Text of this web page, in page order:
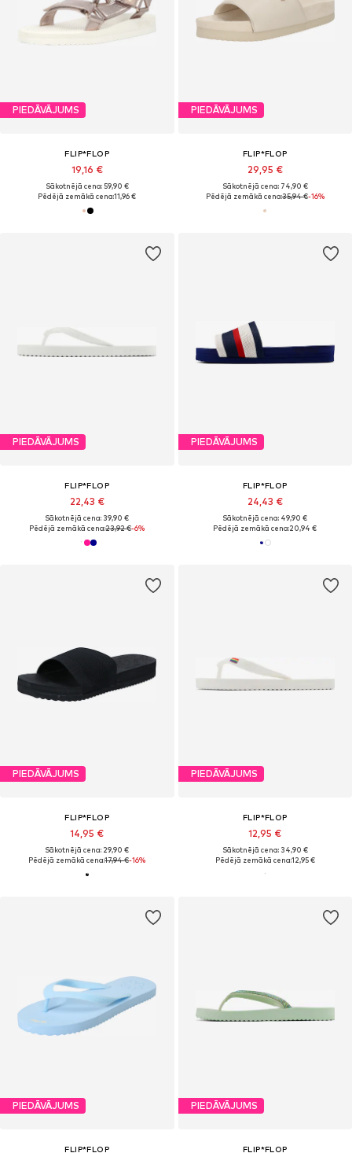
PIEDĀVĀJUMS
FLIP*FLOP
19,16 €
Sākotnējā cena: 59,90 €
Pēdējā zemākā cena:11,96 €
PIEDĀVĀJUMS
FLIP*FLOP
29,95 €
Sākotnējā cena: 74,90 €
Pēdējā zemākā cena:35,94 €-16%
PIEDĀVĀJUMS
FLIP*FLOP
22,43 €
Sākotnējā cena: 39,90 €
Pēdējā zemākā cena:23,92 €-6%
PIEDĀVĀJUMS
FLIP*FLOP
24,43 €
Sākotnējā cena: 49,90 €
Pēdējā zemākā cena:20,94 €
PIEDĀVĀJUMS
FLIP*FLOP
14,95 €
Sākotnējā cena: 29,90 €
Pēdējā zemākā cena:17,94 €-16%
PIEDĀVĀJUMS
FLIP*FLOP
12,95 €
Sākotnējā cena: 34,90 €
Pēdējā zemākā cena:12,95 €
PIEDĀVĀJUMS
FLIP*FLOP
PIEDĀVĀJUMS
FLIP*FLOP